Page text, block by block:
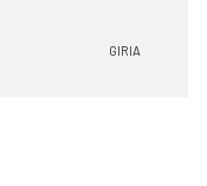
GIRIA